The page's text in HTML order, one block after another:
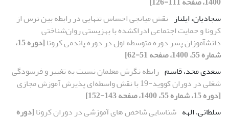
سجادیان، ایلناز نقش میانجی‏ احساس تنهایی در رابطه بین ترس از
کرونا و حمایت اجتماعی ادراک‏شده با بهزیستی روان‌شناختی
دانش‏آموزان پسر دوره متوسطه اول در دوره پاندمی کرونا
[دوره 15،
شماره 55، 1400، صفحه 51-62]
سعدی مجد، قاسم رابطه نگرش معلمان نسبت به تغییر و فرسودگی
شغلی در دوران کووید-19 با نقش واسطه‌ای پذیرش آموزش مجازی
[دوره 15، شماره 55، 1400، صفحه 143-152]
سلطانی، الهه شناسایی شاخص ‏های آموزشی در دوران کرونا[دوره